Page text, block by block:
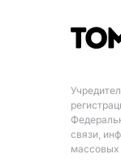
связи,
массовых